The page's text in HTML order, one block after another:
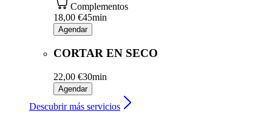
Complementos
18,00 €45min
Agendar
CORTAR EN SECO
22,00 €30min
Agendar
Descubrir más servicios